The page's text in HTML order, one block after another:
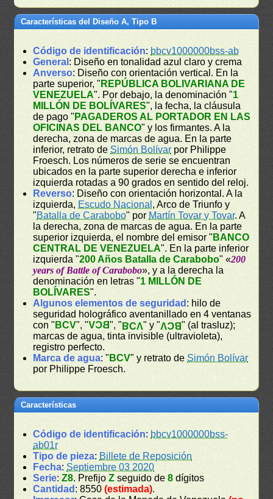
Características del Diseño A, Tipo B
Código de identificación: bbcv1000000bss-ab
General : Diseño en tonalidad azul claro y crema
Anverso: Diseño con orientación vertical. En la
parte superior, " REPÚBLICA BOLIVARIANA DE
VENEZUELA". Por debajo, la denominación "1
MILLÓN DE BOLÍVARES", la fecha, la cláusula
de pago " PAGADEROS AL PORTADOR EN LAS
OFICINAS DEL BANCO" y los firmantes. A la
derecha, zona de marcas de agua. En la parte
inferior, retrato deSimón Bolívar por Philippe
Froesch. Los números de serie se encuentran
ubicados en la parte superior derecha e inferior
izquierda rotadas a 90 grados en sentido del reloj.
Reverso: Diseño con orientación horizontal. A la
izquierda, Escudo Nacional , Arco de Triunfo y
"Batalla de Carabobo" por Martín Tovar y Tovar. A
la derecha, zona de marcas de agua. En la parte
superior izquierda, el nombre del emisor " BANCO
CENTRAL DE VENEZUELA". En la parte inferior
izquierda "200 Años Batalla de Carabobo" «200
years of Battle of Carabobo», y a la derecha la
denominación en letras "1 MILLÓN DE
BOLÍVARES".
Algunos elementos de seguridad : hilo de
seguridad holográfico aventanillado en 4 ventanas
con " BCV", "BCV", "BCV" y "BCV" (al trasluz);
marcas de agua, tinta invisible (ultravioleta),
registro perfecto.
Marca de agua: " BCV" y retrato de Simón Bolívar
por Philippe Froesch.
Características
Código de identificación: bbcv1000000bss-
ab01r
Tipo de pieza: Billete de Reposición
Fecha:Septiembre 03 2020
Serie:Z8. PrefijoZ seguido de8 dígitos
Cantidad : 8550(estimada).